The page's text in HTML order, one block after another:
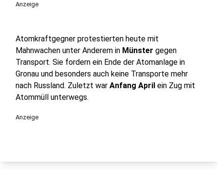
Anzeige
Atomkraftgegner protestierten heute mit
Mahnwachen unter Anderem in Münster gegen
Transport. Sie fordern ein Ende der Atomanlage in
Gronau und besonders auch keine Transporte mehr
nach Russland. Zuletzt war Anfang April ein Zug mit
Atommüll unterwegs.
Anzeige